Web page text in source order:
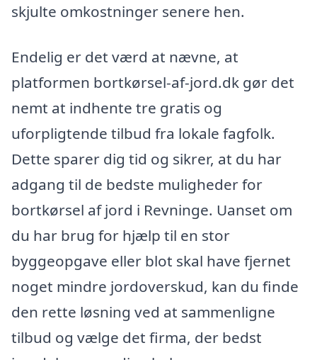
skjulte omkostninger senere hen.
Endelig er det værd at nævne, at
platformen bortkørsel-af-jord.dk gør det
nemt at indhente tre gratis og
uforpligtende tilbud fra lokale fagfolk.
Dette sparer dig tid og sikrer, at du har
adgang til de bedste muligheder for
bortkørsel af jord i Revninge. Uanset om
du har brug for hjælp til en stor
byggeopgave eller blot skal have fjernet
noget mindre jordoverskud, kan du finde
den rette løsning ved at sammenligne
tilbud og vælge det firma, der bedst